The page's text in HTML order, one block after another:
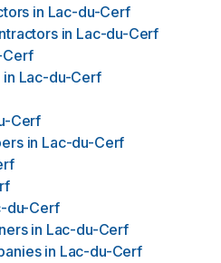
in Lac-du-Cerf
in Lac-du-Cerf
Cerf
in Lac-du-Cerf
Cerf
in Lac-du-Cerf
du-Cerf
in Lac-du-Cerf
in Lac-du-Cerf